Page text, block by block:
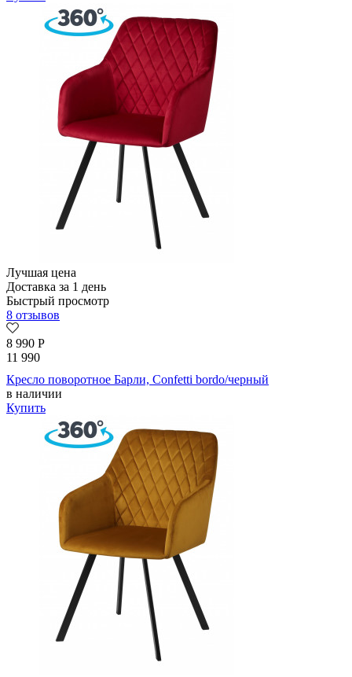
Лучшая цена
Доставка за 1 день
Быстрый просмотр
8 отзывов
8 990 Р
11 990
Кресло поворотное Барли, Confetti bordo/черный
в наличии
Купить